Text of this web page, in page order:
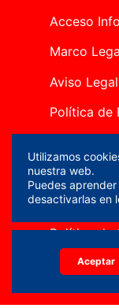
Acceso
Marco
Aviso Legal
Política de
Canal Ético
Mapa del
Política de
Utilizamos
nuestra web.
Puedes
desactivarlas en
Aceptar